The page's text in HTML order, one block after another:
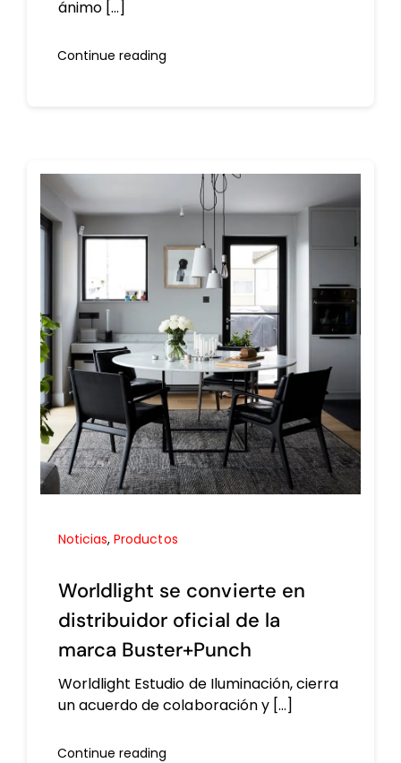
ánimo [...]
Continue reading
Noticias,Productos
Worldlight se convierte en
distribuidor oficial de la
marca Buster+Punch
Worldlight Estudio de Iluminación, cierra
un acuerdo de colaboración y [...]
Continue reading